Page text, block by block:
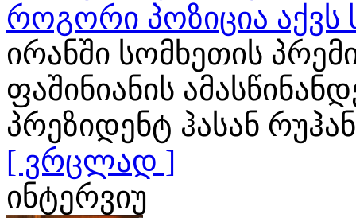
როგორი პოზიცია
ირანში სომხეთის
ფაშინიანის
პრეზიდენტ ჰასან
[ ვრცლად ]
ინტერვიუ